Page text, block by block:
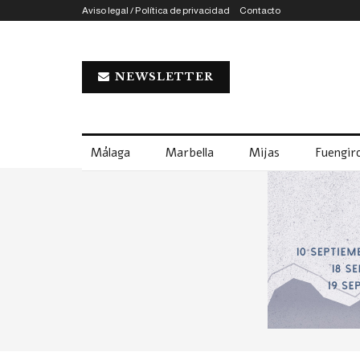
Aviso legal / Política de privacidad Contacto
NEWSLETTER
Málaga Marbella Mijas